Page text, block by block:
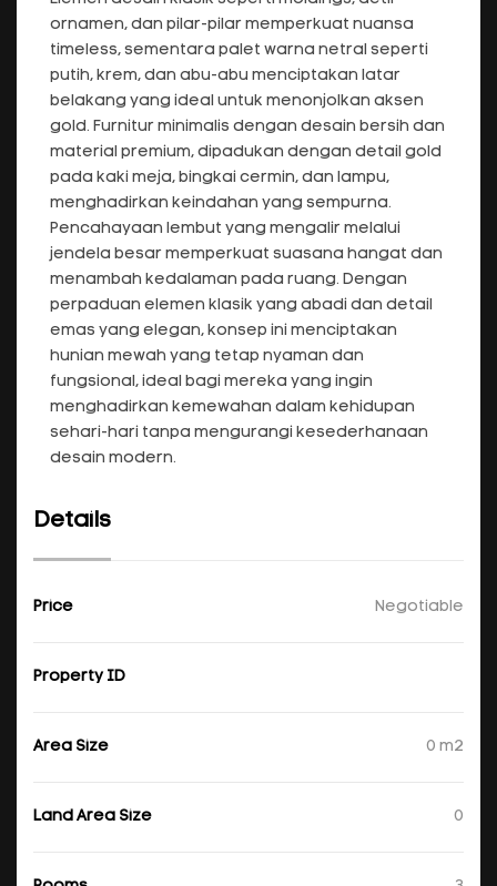
ornamen, dan pilar-pilar memperkuat nuansa
timeless, sementara palet warna netral seperti
putih, krem, dan abu-abu menciptakan latar
belakang yang ideal untuk menonjolkan aksen
gold. Furnitur minimalis dengan desain bersih dan
material premium, dipadukan dengan detail gold
pada kaki meja, bingkai cermin, dan lampu,
menghadirkan keindahan yang sempurna.
Pencahayaan lembut yang mengalir melalui
jendela besar memperkuat suasana hangat dan
menambah kedalaman pada ruang. Dengan
perpaduan elemen klasik yang abadi dan detail
emas yang elegan, konsep ini menciptakan
hunian mewah yang tetap nyaman dan
fungsional, ideal bagi mereka yang ingin
menghadirkan kemewahan dalam kehidupan
sehari-hari tanpa mengurangi kesederhanaan
desain modern.
Details
Price Negotiable
Property ID
Area Size 0 m2
Land Area Size 0